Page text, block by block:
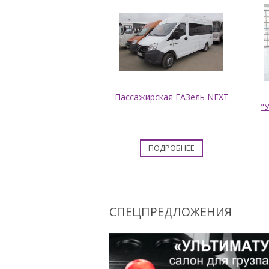
Пассажирская ГАЗель NEXT
ПОДРОБНЕЕ
СПЕЦПРЕДЛОЖЕНИЯ